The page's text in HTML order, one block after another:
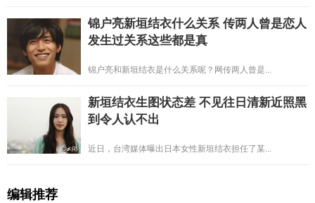
锦户亮新垣结衣什么关系 传两人曾是恋人
发生过关系这些都是真
锦户亮和新垣结衣是什么关系呢？网传两人曾是...
新垣结衣生图状态差 不见往日清新近照黑
到令人认不出
近日，台湾媒体曝出日本女性新垣结衣担任了某...
编辑推荐